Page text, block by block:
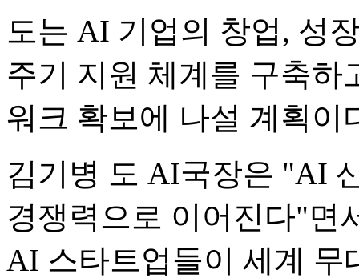
도는 AI 기업의 창업, 성
주기 지원 체계를 구축하
워크 확보에 나설 계획이
김기병 도 AI국장은 "AI
경쟁력으로 이어진다"면
AI 스타트업들이 세계 무